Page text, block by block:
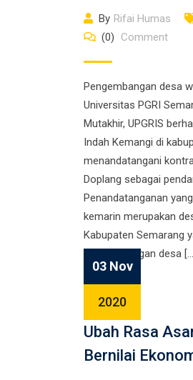
By Rifai Humas
(0)
Comment
Pengembangan desa
Universitas PGRI
Mutakhir, UPGRIS
Indah Kemangi di
menandatangani
Doplang sebagai
Penandatanganan
kemarin merupakan
Kabupaten Semarang
pengembangan desa
03 Nov
2020
Ubah Rasa
Bernilai